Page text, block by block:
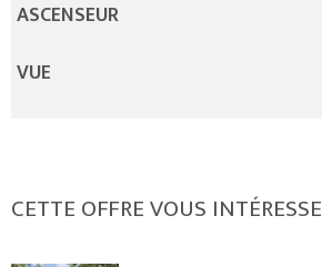
ASCENSEUR
VUE
CETTE OFFRE VOUS INTÉRESSE